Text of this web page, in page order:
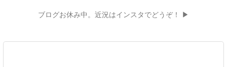
ブログお休み中。近況はインスタでどうぞ！ ▶